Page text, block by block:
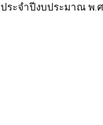
ประจำปีงบประมาณ พ.